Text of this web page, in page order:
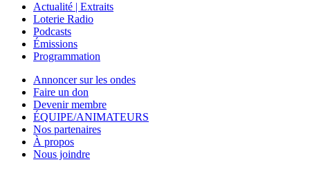
Actualité | Extraits
Loterie Radio
Podcasts
Émissions
Programmation
Annoncer sur les ondes
Faire un don
Devenir membre
ÉQUIPE/ANIMATEURS
Nos partenaires
À propos
Nous joindre